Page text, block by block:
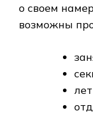
о своем
возможны
лет